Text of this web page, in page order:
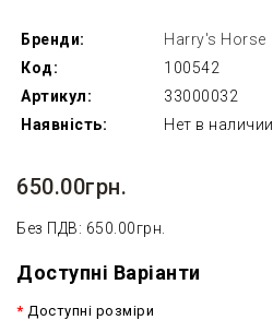
Бренди:
Harry's Horse
Код:
100542
Артикул:
33000032
Наявність:
Нет в наличии
650.00грн.
Без ПДВ: 650.00грн.
Доступні Варіанти
Доступні розміри